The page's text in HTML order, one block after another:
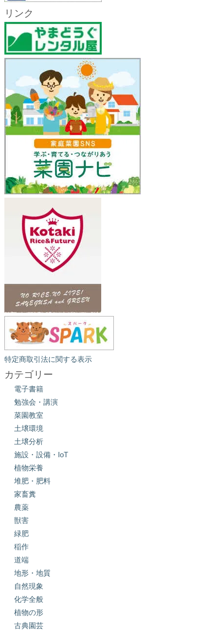
リンク
特定商取引法に関する表示
カテゴリー
電子書籍
勉強会・講演
菜園教室
土壌環境
土壌分析
施設・設備・IoT
植物栄養
堆肥・肥料
家畜糞
農薬
獣害
緑肥
稲作
道端
地形・地質
自然現象
化学全般
植物の形
古典園芸